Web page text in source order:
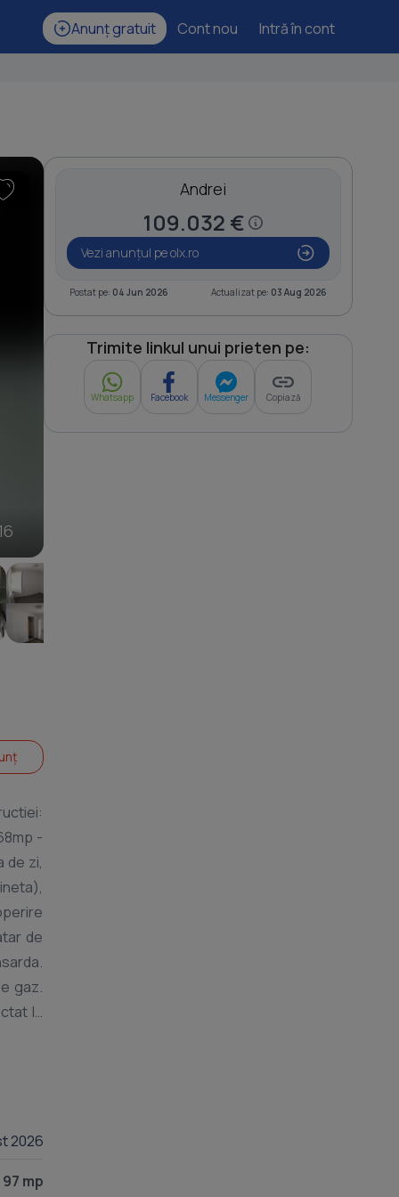
Anunț gratuit Cont nou Intră în cont
-
de zi,
de
gaz.
la
2026
97 mp
Andrei
109.032 €
Vezi anunțul pe olx.ro
Postat pe: 04 Jun 2026 Actualizat pe: 03 Aug 2026
Trimite linkul unui prieten pe:
Whatsapp Facebook Messenger Copiază